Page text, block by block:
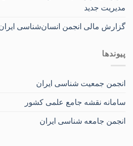
مدیریت جدید
گزارش مالی انجمن انسان‌شناسی ایران در
پیوندها
انجمن جمعیت شناسی ایران
سامانه نقشه جامع علمی کشور
انجمن جامعه شناسی ایران